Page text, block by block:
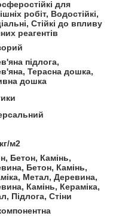
для
робіт, Водостійкі,
Стійкі до впливу
реагентів
підлога,
Терасна дошка,
дошка
м2
Бетон, Камінь,
Бетон, Камінь,
Метал, Деревина,
Камінь, Кераміка,
Підлога, Стіни